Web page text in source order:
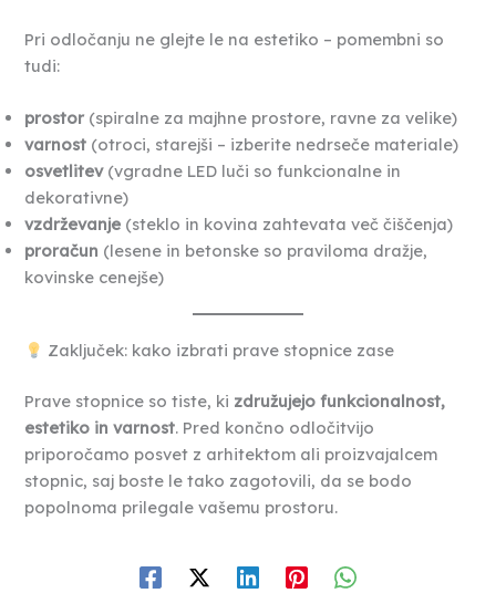
Pri odločanju ne glejte le na estetiko – pomembni so
tudi:
prostor (spiralne za majhne prostore, ravne za velike)
varnost (otroci, starejši – izberite nedrseče materiale)
osvetlitev(vgradne LED luči so funkcionalne in
dekorativne)
vzdrževanje (steklo in kovina zahtevata več čiščenja)
proračun (lesene in betonske so praviloma dražje,
kovinske cenejše)
Zaključek: kako izbrati prave stopnice zase
Prave stopnice so tiste, ki združujejo funkcionalnost,
estetiko in varnost. Pred končno odločitvijo
priporočamo posvet z arhitektom ali proizvajalcem
stopnic, saj boste le tako zagotovili, da se bodo
popolnoma prilegale vašemu prostoru.